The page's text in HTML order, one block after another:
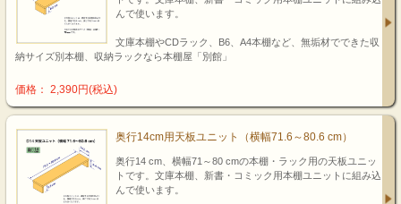
んで使います。
文庫本棚やCDラック、B6、A4本棚など、無垢材でできた収
納サイズ別本棚、収納ラックなら本棚屋「別館」
価格： 2,390円(税込)
奥行14cm用天板ユニット（横幅71.6～80.6 cm）
奥行14 cm、横幅71～80 cmの本棚・ラック用の天板ユニッ
トです。文庫本棚、新書・コミック用本棚ユニットに組み込
んで使います。